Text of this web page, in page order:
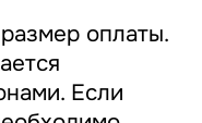
оплаты.
Если